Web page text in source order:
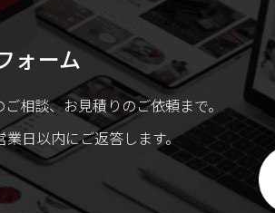
ォーム
相談、お見積りのご依頼まで。
日以内にご返答します。